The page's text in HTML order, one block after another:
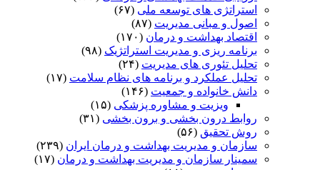
استراتژی های توسعه ملی (۶۷)
اصول و مبانی مدیریت (۸۷)
اقتصاد بهداشت و درمان (۱۷۰)
برنامه ریزی و مدیریت استراتژیک (۹۸)
تحلیل تئوری های مدیریت (۲۴)
تحلیل عملکرد و برنامه های نظام سلامت (۱۷)
دانش خانواده و جمعیت (۱۴۶)
ویزیت و مشاوره پزشکی (۱۵)
روابط درون بخشی و برون بخشی (۳۱)
روش تحقیق (۵۶)
سازمان و مدیریت بهداشت و درمان ایران (۲۳۹)
سمینار سازمان و مدیریت بهداشت و درمان (۱۷)